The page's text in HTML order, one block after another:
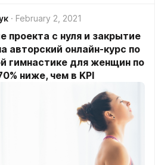
February 2, 2021
проекта с нуля и закрытие
авторский онлайн-курс по
гимнастике для женщин по
ниже, чем в KPI